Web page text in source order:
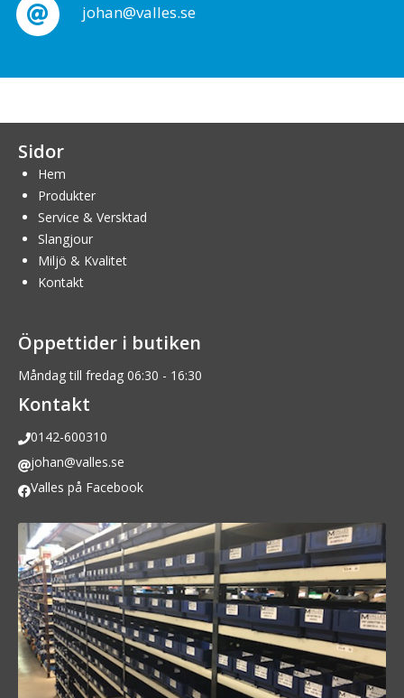
johan@valles.se
Sidor
Hem
Produkter
Service & Versktad
Slangjour
Miljö & Kvalitet
Kontakt
Öppettider i butiken
Måndag till fredag 06:30 - 16:30
Kontakt
0142-600310
johan@valles.se
Valles på Facebook